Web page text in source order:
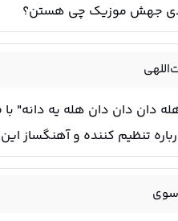
جهش موزیک چی هستن؟
دان دان دان هله یه دانه"
تنظیم کننده و آهنگساز این